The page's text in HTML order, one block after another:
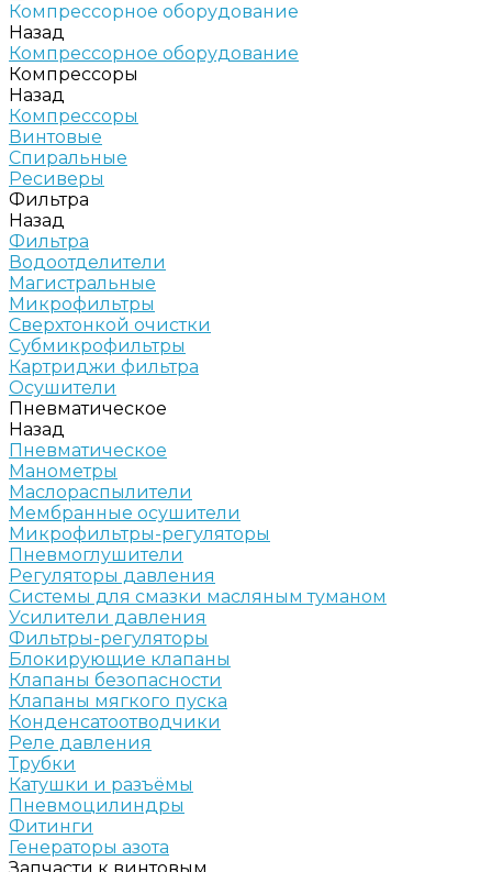
Компрессорное оборудование
Назад
Компрессорное оборудование
Компрессоры
Назад
Компрессоры
Винтовые
Спиральные
Ресиверы
Фильтра
Назад
Фильтра
Водоотделители
Магистральные
Микрофильтры
Сверхтонкой очистки
Субмикрофильтры
Картриджи фильтра
Осушители
Пневматическое
Назад
Пневматическое
Манометры
Маслораспылители
Мембранные осушители
Микрофильтры-регуляторы
Пневмоглушители
Регуляторы давления
Системы для смазки масляным туманом
Усилители давления
Фильтры-регуляторы
Блокирующие клапаны
Клапаны безопасности
Клапаны мягкого пуска
Конденсатоотводчики
Реле давления
Трубки
Катушки и разъёмы
Пневмоцилиндры
Фитинги
Генераторы азота